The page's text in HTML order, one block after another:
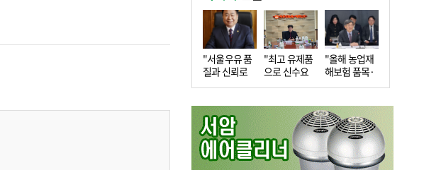
"서울우유 품
질과 신뢰로
더 큰 도…
"최고 유제품
으로 신수요
창출…수…
"올해 농업재
해보험 품목·
지역 확…